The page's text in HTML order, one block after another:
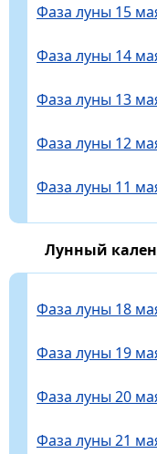
Фаза луны 15
Фаза луны 14
Фаза луны 13
Фаза луны 12
Фаза луны 11
Лунный
Фаза луны 18
Фаза луны 19
Фаза луны 20
Фаза луны 21